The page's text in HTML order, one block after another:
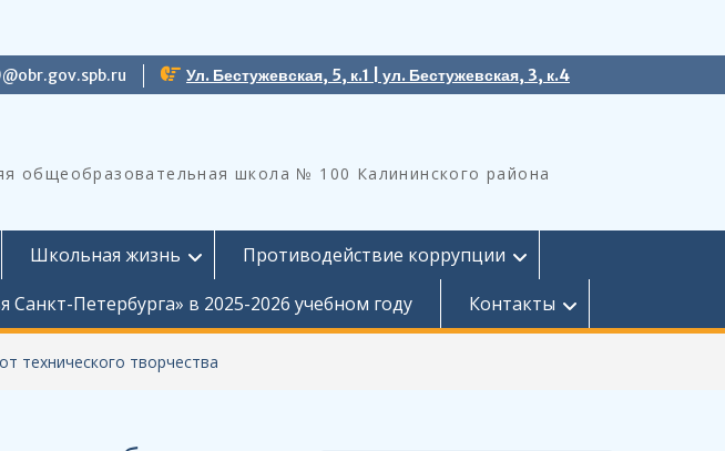
Ул. Бестужевская, 5, к.1 | ул. Бестужевская, 3, к.4
общеобразовательная школа № 100 Калининского района
Школьная жизнь
Противодействие коррупции
Петербурга» в 2025-2026 учебном году Контакты
технического творчества